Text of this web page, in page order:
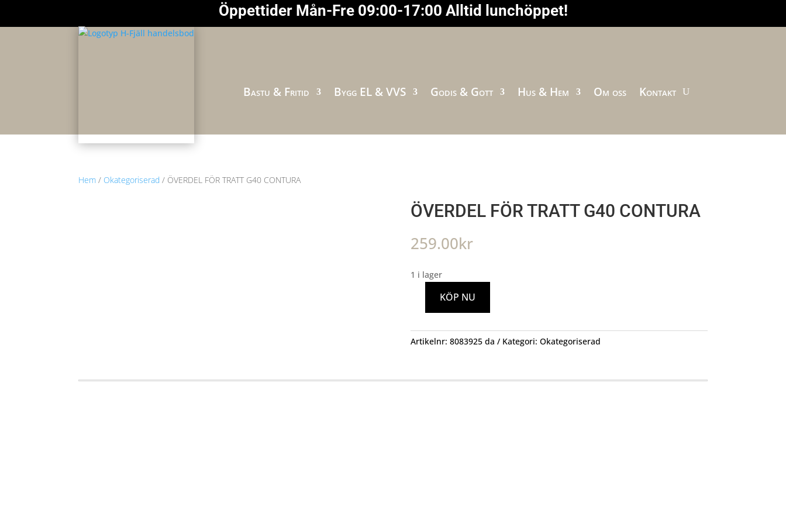
Öppettider Mån-Fre 09:00-17:00 Alltid lunchöppet!
Bastu & Fritid Bygg EL & VVS Godis & Gott Hus & Hem Om oss Kontakt
Hem / Okategoriserad / ÖVERDEL FÖR TRATT G40 CONTURA
ÖVERDEL FÖR TRATT G40 CONTURA
259.00kr
1 i lager
ÖVERDEL
FÖR
TRATT
G40
KÖP NU
Artikelnr: 8083925 da Kategori: Okategoriserad